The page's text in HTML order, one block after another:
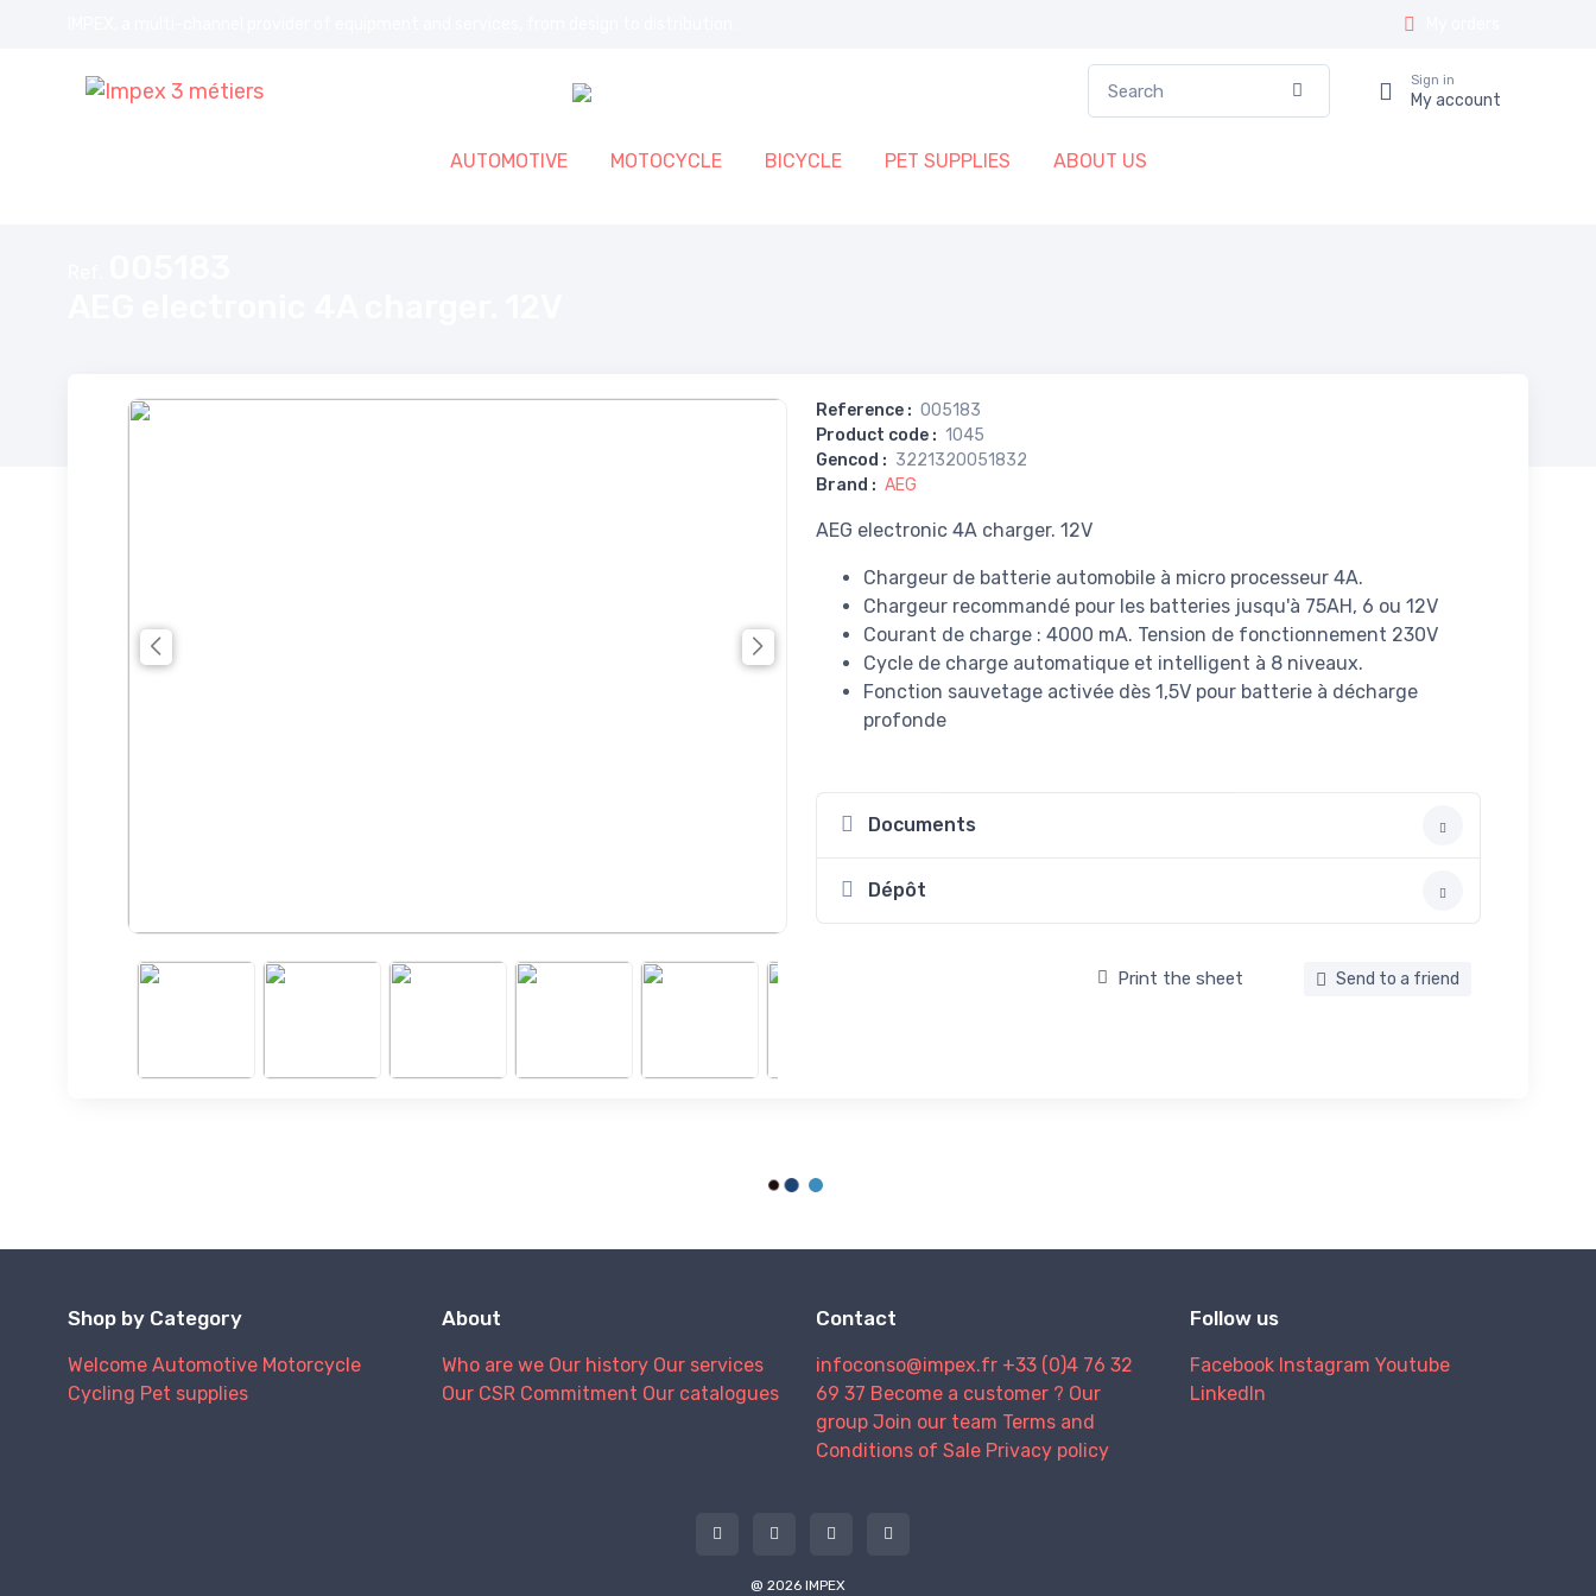
Sign in
My account
AUTOMOTIVE MOTOCYCLE BICYCLE PET SUPPLIES ABOUT US
Reference : 005183
Product code : 1045
Gencod : 3221320051832
Brand : AEG
AEG electronic 4A charger. 12V
Chargeur de batterie automobile à micro processeur 4A.
Chargeur recommandé pour les batteries jusqu'à 75AH, 6 ou 12V
Courant de charge : 4000 mA. Tension de fonctionnement 230V
Cycle de charge automatique et intelligent à 8 niveaux.
Fonction sauvetage activée dès 1,5V pour batterie à décharge
profonde
Documents
Dépôt
Print the sheet Send to a friend
Shop by Category
Welcome Automotive Motorcycle
Cycling Pet supplies
About
Who are we Our history Our services
Our CSR Commitment Our catalogues
Contact
infoconso@impex.fr +33 (0)4 76 32
69 37 Become a customer ? Our
group Join our team Terms and
Conditions of Sale Privacy policy
Follow us
Facebook Instagram Youtube
LinkedIn
@ 2026 IMPEX